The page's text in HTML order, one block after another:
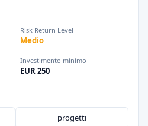
Risk Return Level
Medio
Investimento minimo
EUR 250
progetti